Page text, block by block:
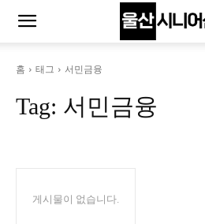
홈 태그 서민금융
Tag: 서민금융
게시물이 없습니다.